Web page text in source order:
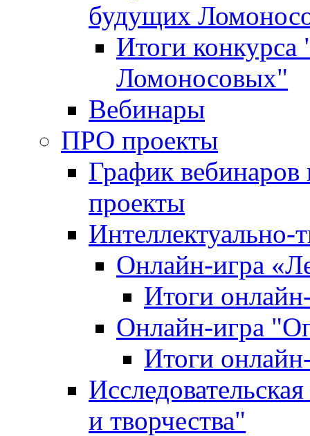
будущих
Итоги
Ломоносовых"
Вебинары
ПРО проекты
График
проекты
Интеллектуально-
Онлайн-игра
Итоги
Онлайн-игра
Итоги
и творчества"